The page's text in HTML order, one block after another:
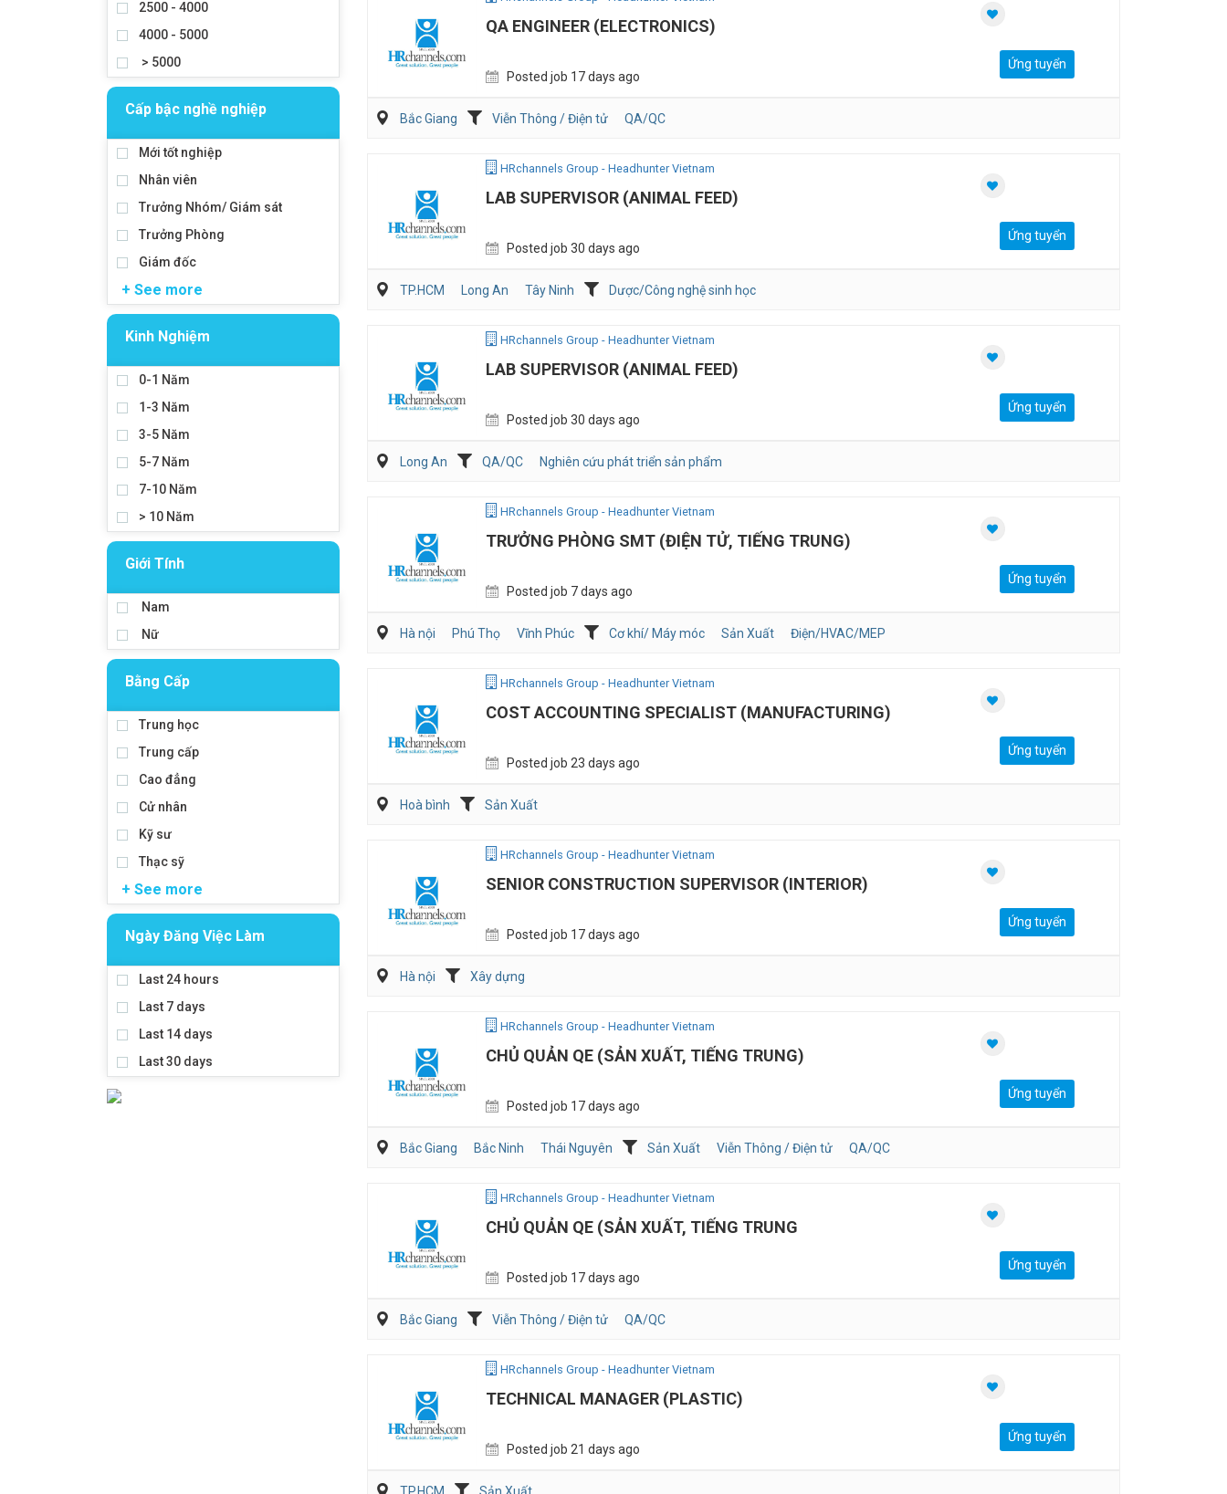
2500 - 4000
4000 - 5000
> 5000
Cấp bậc nghề nghiệp
Mới tốt nghiệp
Nhân viên
Trưởng Nhóm/ Giám sát
Trưởng Phòng
Giám đốc
+ See more
Kinh Nghiệm
0-1 Năm
1-3 Năm
3-5 Năm
5-7 Năm
7-10 Năm
> 10 Năm
Giới Tính
Nam
Nữ
Bằng Cấp
Trung học
Trung cấp
Cao đẳng
Cử nhân
Kỹ sư
Thạc sỹ
+ See more
Ngày Đăng Việc Làm
Last 24 hours
Last 7 days
Last 14 days
Last 30 days
QA ENGINEER (ELECTRONICS)
Posted job 17 days ago
Ứng tuyển
Bắc Giang Viễn Thông / Điện tử QA/QC
HRchannels Group - Headhunter Vietnam
LAB SUPERVISOR (ANIMAL FEED)
Posted job 30 days ago
Ứng tuyển
TP.HCM Long An Tây Ninh Dược/Công nghệ sinh học
HRchannels Group - Headhunter Vietnam
LAB SUPERVISOR (ANIMAL FEED)
Posted job 30 days ago
Ứng tuyển
Long An QA/QC Nghiên cứu phát triển sản phẩm
HRchannels Group - Headhunter Vietnam
TRƯỞNG PHÒNG SMT (ĐIỆN TỬ, TIẾNG TRUNG)
Posted job 7 days ago
Ứng tuyển
Hà nội Phú Thọ Vĩnh Phúc Cơ khí/ Máy móc Sản Xuất Điện/HVAC/MEP
HRchannels Group - Headhunter Vietnam
COST ACCOUNTING SPECIALIST (MANUFACTURING)
Posted job 23 days ago
Ứng tuyển
Hoà bình Sản Xuất
HRchannels Group - Headhunter Vietnam
SENIOR CONSTRUCTION SUPERVISOR (INTERIOR)
Posted job 17 days ago
Ứng tuyển
Hà nội Xây dựng
HRchannels Group - Headhunter Vietnam
CHỦ QUẢN QE (SẢN XUẤT, TIẾNG TRUNG)
Posted job 17 days ago
Ứng tuyển
Bắc Giang Bắc Ninh Thái Nguyên Sản Xuất Viễn Thông / Điện tử QA/QC
HRchannels Group - Headhunter Vietnam
CHỦ QUẢN QE (SẢN XUẤT, TIẾNG TRUNG
Posted job 17 days ago
Ứng tuyển
Bắc Giang Viễn Thông / Điện tử QA/QC
HRchannels Group - Headhunter Vietnam
TECHNICAL MANAGER (PLASTIC)
Posted job 21 days ago
Ứng tuyển